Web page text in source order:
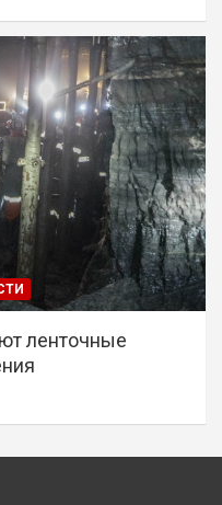
ленточные